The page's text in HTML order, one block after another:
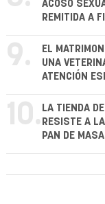
ACOSO
REMITIDA A
9.
EL
UNA
ATENCIÓN
10. LA TIENDA
RESISTE A
PAN DE